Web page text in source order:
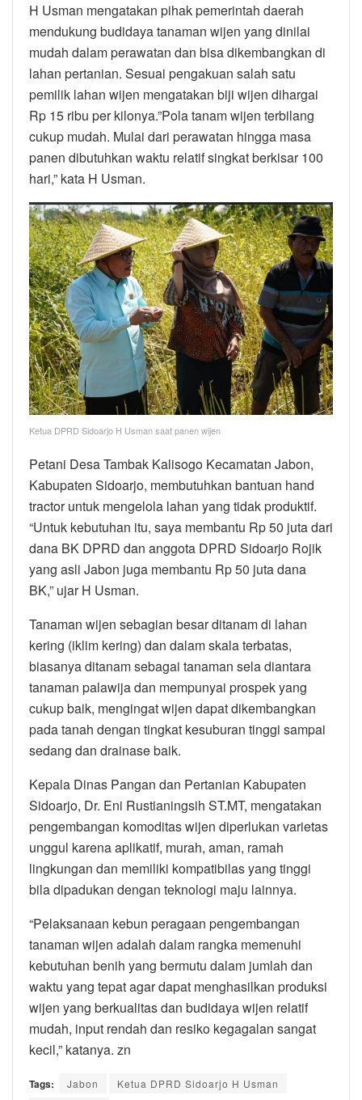
H Usman mengatakan pihak pemerintah daerah
mendukung budidaya tanaman wijen yang dinilai
mudah dalam perawatan dan bisa dikembangkan di
lahan pertanian. Sesuai pengakuan salah satu
pemilik lahan wijen mengatakan biji wijen dihargai
Rp 15 ribu per kilonya.”Pola tanam wijen terbilang
cukup mudah. Mulai dari perawatan hingga masa
panen dibutuhkan waktu relatif singkat berkisar 100
hari,” kata H Usman.
Ketua DPRD Sidoarjo H Usman saat panen wijen
Petani Desa Tambak Kalisogo Kecamatan Jabon,
Kabupaten Sidoarjo, membutuhkan bantuan hand
tractor untuk mengelola lahan yang tidak produktif.
“Untuk kebutuhan itu, saya membantu Rp 50 juta dari
dana BK DPRD dan anggota DPRD Sidoarjo Rojik
yang asli Jabon juga membantu Rp 50 juta dana
BK,” ujar H Usman.
Tanaman wijen sebagian besar ditanam di lahan
kering (iklim kering) dan dalam skala terbatas,
biasanya ditanam sebagai tanaman sela diantara
tanaman palawija dan mempunyai prospek yang
cukup baik, mengingat wijen dapat dikembangkan
pada tanah dengan tingkat kesuburan tinggi sampai
sedang dan drainase baik.
Kepala Dinas Pangan dan Pertanian Kabupaten
Sidoarjo, Dr. Eni Rustianingsih ST.MT, mengatakan
pengembangan komoditas wijen diperlukan varietas
unggul karena aplikatif, murah, aman, ramah
lingkungan dan memiliki kompatibilas yang tinggi
bila dipadukan dengan teknologi maju lainnya.
“Pelaksanaan kebun peragaan pengembangan
tanaman wijen adalah dalam rangka memenuhi
kebutuhan benih yang bermutu dalam jumlah dan
waktu yang tepat agar dapat menghasilkan produksi
wijen yang berkualitas dan budidaya wijen relatif
mudah, input rendah dan resiko kegagalan sangat
kecil,” katanya. zn
Tags: Jabon Ketua DPRD Sidoarjo H Usman